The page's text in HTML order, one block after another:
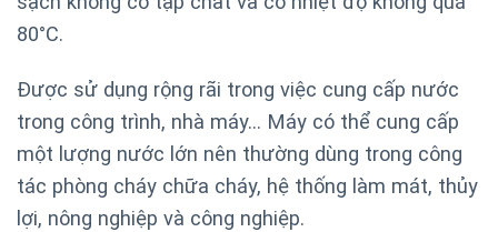
80°C.
Được sử dụng rộng rãi trong việc cung cấp nước
trong công trình, nhà máy… Máy có thể cung cấp
một lượng nước lớn nên thường dùng trong công
tác phòng cháy chữa cháy, hệ thống làm mát, thủy
lợi, nông nghiệp và công nghiệp.